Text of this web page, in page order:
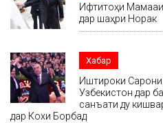
Ифтитоҳи
дар шаҳри Норак
Хабар
Иштироки Сарони
Узбекистон дар
санъати ду
дар Кохи Борбад